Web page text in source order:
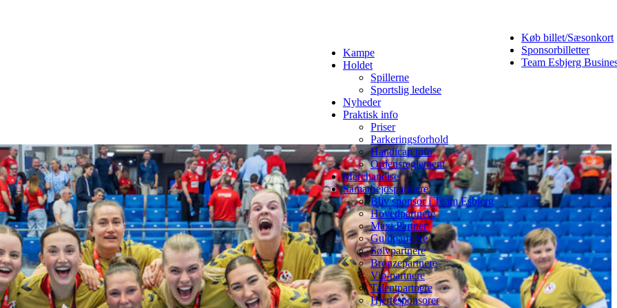
Køb billet/Sæsonkort
Sponsorbilletter
Team Esbjerg
Kampe
Holdet
Spillerne
Sportslig ledelse
Nyheder
Praktisk info
Priser
Parkeringsforhold
Handicap info
Ordensreglement
Merchandise
Samarbejdspartnere
Bliv sponsor i Team Esbjerg
Hovedpartnere
Maxi Partner
Guldpartnere
Sølvpartnere
Bronzepartnere
Vip-partnere
Talentpartnere
Hjertesponsorer